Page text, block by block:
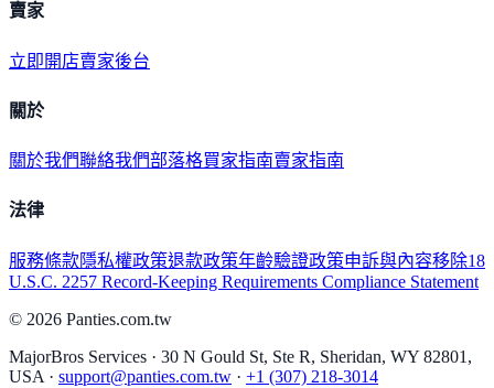
賣家
立即開店賣家後台
關於
關於我們聯絡我們部落格買家指南賣家指南
法律
服務條款隱私權政策退款政策年齡驗證政策申訴與內容移除18
U.S.C. 2257 Record-Keeping Requirements Compliance Statement
© 2026 Panties.com.tw
MajorBros Services · 30 N Gould St, Ste R, Sheridan, WY 82801,
USA · support@panties.com.tw · +1 (307) 218-3014